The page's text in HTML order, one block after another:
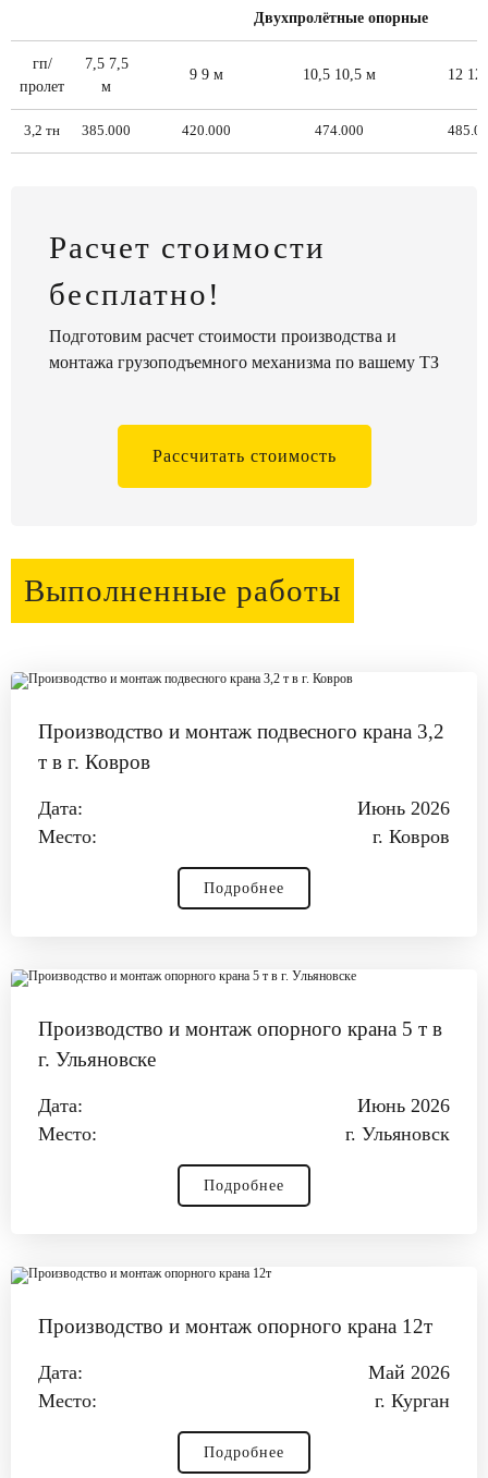
Двухпролётные опорные
гп/
пролет
7,5 7,5
м
9 9 м 10,5 10,5 м 12 12
3,2 тн 385.000 420.000 474.000
Расчет стоимости
бесплатно!
Подготовим расчет стоимости производства и
монтажа грузоподъемного механизма по вашему ТЗ
Рассчитать стоимость
Выполненные работы
Производство и монтаж подвесного крана 3,2
т в г. Ковров
Дата:
Июнь 2026
Место:
г. Ковров
Подробнее
Производство и монтаж опорного крана 5 т в
г. Ульяновске
Дата:
Июнь 2026
Место:
г. Ульяновск
Подробнее
Производство и монтаж опорного крана 12т
Дата:
Май 2026
Место:
г. Курган
Подробнее